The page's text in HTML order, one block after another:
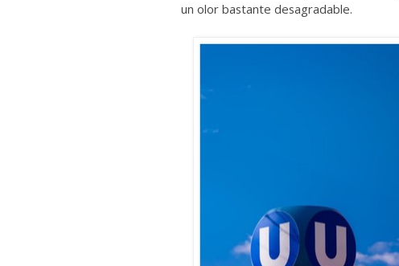
un olor bastante desagradable.